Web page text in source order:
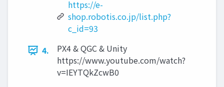
https://e-
shop.robotis.co.jp/list.php?
c_id=93
4.
PX4 & QGC & Unity
https://www.youtube.com/watch?
v=IEYTQkZcwB0